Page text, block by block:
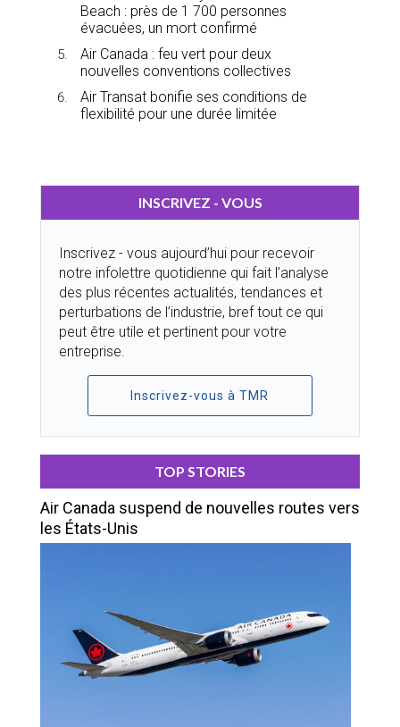
Beach : près de 1 700 personnes
évacuées, un mort confirmé
Air Canada : feu vert pour deux
nouvelles conventions collectives
Air Transat bonifie ses conditions de
flexibilité pour une durée limitée
INSCRIVEZ - VOUS
Inscrivez - vous aujourd’hui pour recevoir
notre infolettre quotidienne qui fait l’analyse
des plus récentes actualités, tendances et
perturbations de l’industrie, bref tout ce qui
peut être utile et pertinent pour votre
entreprise.
Inscrivez-vous à TMR
TOP STORIES
Air Canada suspend de nouvelles routes vers
les États-Unis